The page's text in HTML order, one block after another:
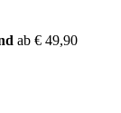
ab € 49,90